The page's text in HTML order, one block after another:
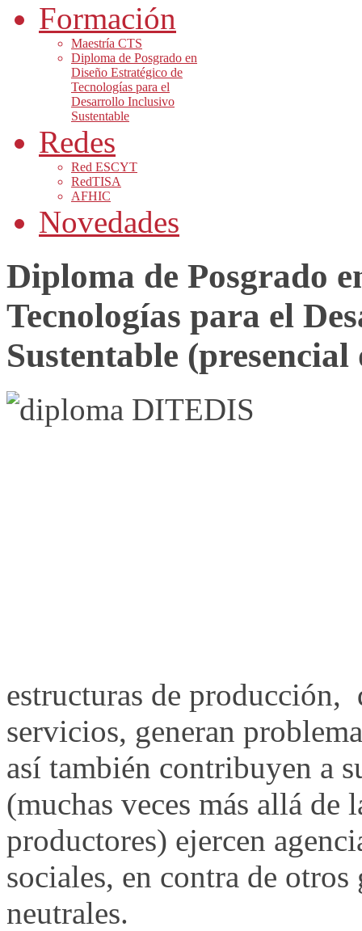
Formación
Maestría CTS
Diploma de Posgrado en
Diseño Estratégico de
Tecnologías para el
Desarrollo Inclusivo
Sustentable
Redes
Red ESCYT
RedTISA
AFHIC
Novedades
Diploma de Posgrado
Tecnologías para el
Sustentable
estructuras de producción,
servicios, generan
así también contribuyen a
(muchas veces más allá de
productores) ejercen
sociales, en contra de
neutrales.